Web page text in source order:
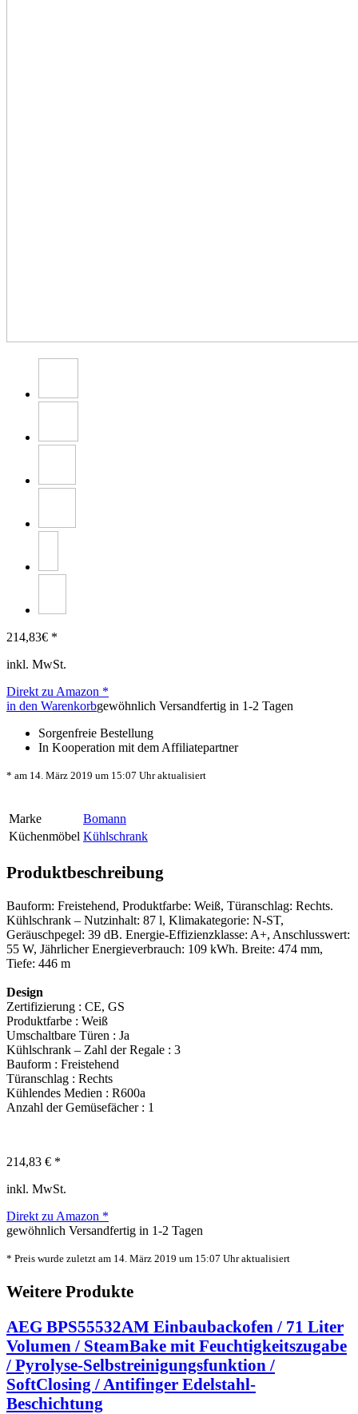
214,83€ *
inkl. MwSt.
Direkt zu Amazon *
in den Warenkorbgewöhnlich Versandfertig in 1-2 Tagen
Sorgenfreie Bestellung
In Kooperation mit dem Affiliatepartner
* am 14. März 2019 um 15:07 Uhr aktualisiert
Marke
Bomann
Küchenmöbel Kühlschrank
Produktbeschreibung
Bauform: Freistehend, Produktfarbe: Weiß, Türanschlag: Rechts.
Kühlschrank – Nutzinhalt: 87 l, Klimakategorie: N-ST,
Geräuschpegel: 39 dB. Energie-Effizienzklasse: A+, Anschlusswert:
55 W, Jährlicher Energieverbrauch: 109 kWh. Breite: 474 mm,
Tiefe: 446 m
Design
Zertifizierung : CE, GS
Produktfarbe : Weiß
Umschaltbare Türen : Ja
Kühlschrank – Zahl der Regale : 3
Bauform : Freistehend
Türanschlag : Rechts
Kühlendes Medien : R600a
Anzahl der Gemüsefächer : 1
214,83 € *
inkl. MwSt.
Direkt zu Amazon *
gewöhnlich Versandfertig in 1-2 Tagen
* Preis wurde zuletzt am 14. März 2019 um 15:07 Uhr aktualisiert
Weitere Produkte
AEG BPS55532AM Einbaubackofen / 71 Liter
Volumen / SteamBake mit Feuchtigkeitszugabe
/ Pyrolyse-Selbstreinigungsfunktion /
SoftClosing / Antifinger Edelstahl-
Beschichtung